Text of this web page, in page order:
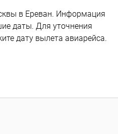
в Ереван. Информация
даты. Для уточнения
дату вылета авиарейса.